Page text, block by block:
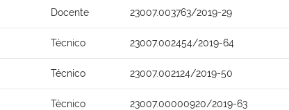
Docente 23007.003763/2019-29
Técnico 23007.002454/2019-64
Técnico 23007.002124/2019-50
Técnico 23007.00000920/2019-63